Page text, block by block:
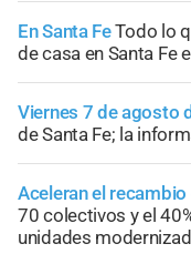
En Santa FeTodo lo
de casa en Santa Fe
Viernes 7 de agosto
de Santa Fe; la
Aceleran el
70 colectivos y el
unidades